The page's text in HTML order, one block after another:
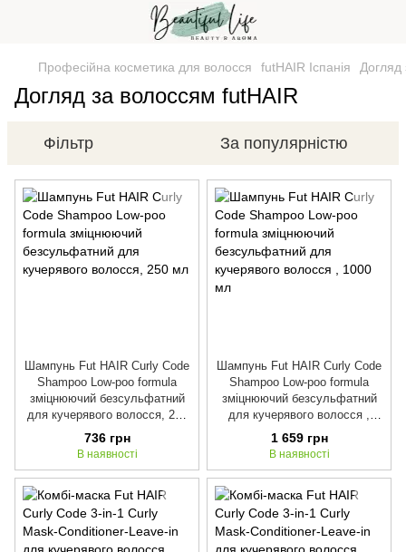
Професійна косметика для волосся futHAIR Іспанія Догляд
Догляд за волоссям futHAIR
Фільтр За популярністю
Шампунь Fut HAIR Curly Code
Shampoo Low-poo formula
зміцнюючий безсульфатний
для кучерявого волосся, 250
мл
736 грн
В наявності
Шампунь Fut HAIR Curly Code
Shampoo Low-poo formula
зміцнюючий безсульфатний
для кучерявого волосся ,
1000 мл
1 659 грн
В наявності